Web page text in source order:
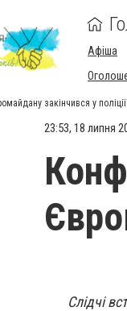
Афіша
закінчився у поліції
23:53, 18 липня
Слідчі